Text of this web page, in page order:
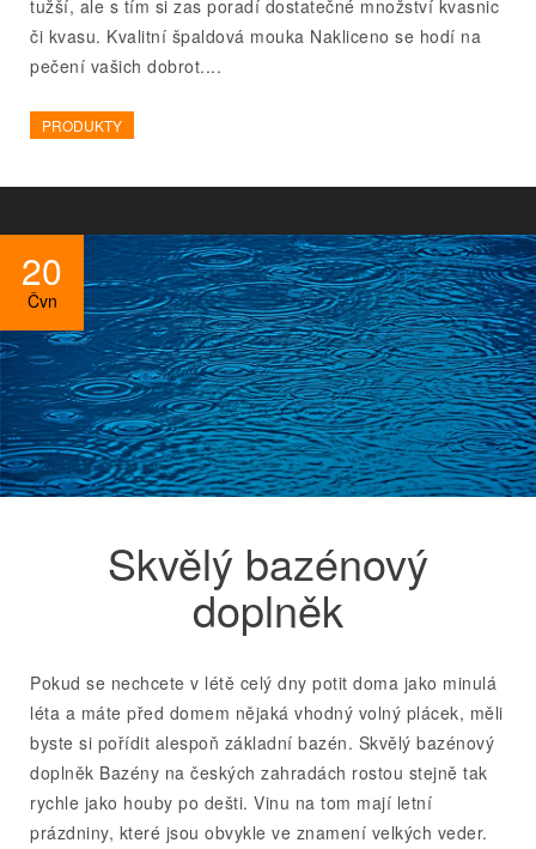
tužší, ale s tím si zas poradí dostatečné množství kvasnic
či kvasu. Kvalitní špaldová mouka Nakliceno se hodí na
pečení vašich dobrot....
PRODUKTY
20
Čvn
Skvělý bazénový
doplněk
Pokud se nechcete v létě celý dny potit doma jako minulá
léta a máte před domem nějaká vhodný volný plácek, měli
byste si pořídit alespoň základní bazén. Skvělý bazénový
doplněk Bazény na českých zahradách rostou stejně tak
rychle jako houby po dešti. Vinu na tom mají letní
prázdniny, které jsou obvykle ve znamení velkých veder.